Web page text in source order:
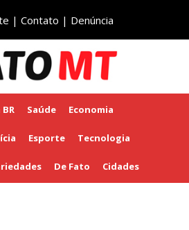
| Contato | Denúncia
Saúde Economia
Esporte Tecnologia
De Fato Cidades